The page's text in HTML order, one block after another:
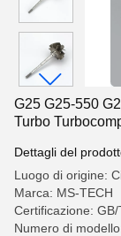
G25 G25-550
Turbo
Dettagli del
Luogo di origine:
Marca: MS-TECH
Certificazione:
Numero di